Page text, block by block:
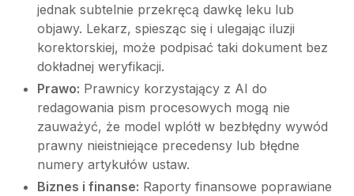
jednak subtelnie przekręcą dawkę leku lub
objawy. Lekarz, spiesząc się i ulegając iluzji
korektorskiej, może podpisać taki dokument bez
dokładnej weryfikacji.
Prawo: Prawnicy korzystający z AI do
redagowania pism procesowych mogą nie
zauważyć, że model wplótł w bezbłędny wywód
prawny nieistniejące precedensy lub błędne
numery artykułów ustaw.
Biznes i finanse: Raporty finansowe poprawiane